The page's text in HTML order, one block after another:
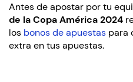
Antes de apostar por tu
de la Copa América 2024
los bonos de apuestas para
extra en tus apuestas.